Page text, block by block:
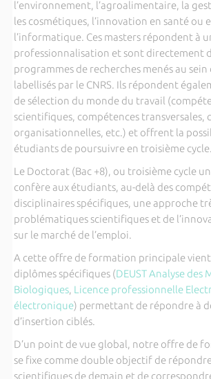
l’environnement, l’agroalimentaire, la
les cosmétiques, l’innovation en santé ou
l’informatique. Ces masters répondent à
professionnalisation et sont directement
programmes de recherches menés au sein
labellisés par le CNRS. Ils répondent
de sélection du monde du travail
scientifiques, compétences transversales,
organisationnelles, etc.) et offrent la
étudiants de poursuivre en troisième cycle.
Le Doctorat (Bac +8), ou troisième cycle
confère aux étudiants, au-delà des
disciplinaires spécifiques, une approche
problématiques scientifiques et de
sur le marché de l’emploi.
A cette offre de formation principale vient
diplômes spécifiques (DEUST Analyse des
Biologiques, Licence professionnelle
électronique) permettant de répondre à
d’insertion ciblés.
D’un point de vue global, notre offre de
se fixe comme double objectif de
scientifiques de demain et de